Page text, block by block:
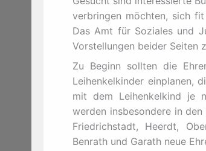
verbringen möchten, sich
Das Amt für Soziales und
Vorstellungen beider Seiten
Zu Beginn sollten die
Leihenkelkinder einplanen,
mit dem Leihenkelkind je
werden insbesondere in
Friedrichstadt, Heerdt,
Benrath und Garath neue